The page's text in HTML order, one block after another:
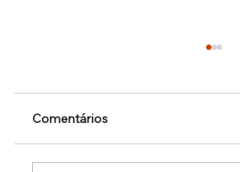
Comentários